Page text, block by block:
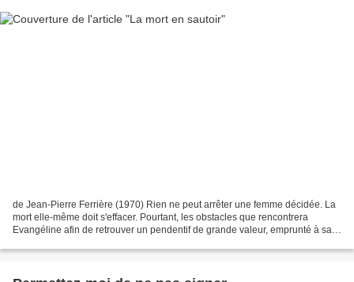
de Jean-Pierre Ferrière (1970) Rien ne peut arrêter une femme décidée. La
mort elle-même doit s'effacer. Pourtant, les obstacles que rencontrera
Evangéline afin de retrouver un pendentif de grande valeur, emprunté à sa